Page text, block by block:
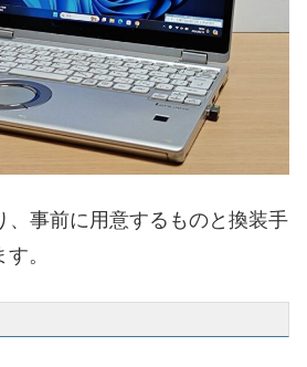
、事前に用意するものと換装手
。